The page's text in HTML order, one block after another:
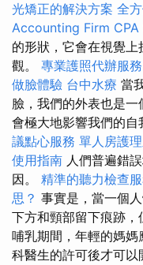
光矯正的解決方案 全
Accounting Firm
的形狀，它會在視覺
觀。 專業護照代辦服務
做臉體驗 台中水療 當
臉，我們的外表也是
會極大地影響我們的自
議點心服務 單人房護
使用指南 人們普遍錯
因。 精準的聽力檢查
思？ 事實是，當一個
下方和頸部留下痕跡
哺乳期間，年輕的媽
科醫生的許可後才可以